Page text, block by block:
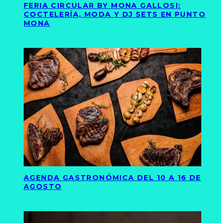
FERIA CIRCULAR BY MONA GALLOSI:
COCTELERÍA, MODA Y DJ SETS EN PUNTO
MONA
AGENDA GASTRONÓMICA DEL 10 A 16 DE
AGOSTO